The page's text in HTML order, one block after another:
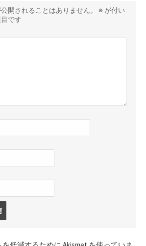
開されることはありません。 ※ が付い
です